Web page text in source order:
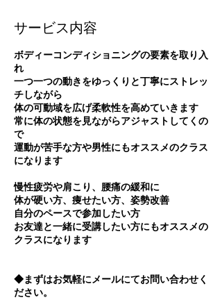
サービス内容
ボディーコンディショニングの要素を取り入
れ
一つ一つの動きをゆっくりと丁寧にストレッ
チしながら
体の可動域を広げ柔軟性を高めていきます
常に体の状態を見ながらアジャストしてくの
で
運動が苦手な方や男性にもオススメのクラス
になります
慢性疲労や肩こり、腰痛の緩和に
体が硬い方、痩せたい方、姿勢改善
自分のペースで参加したい方
お友達と一緒に受講したい方にもオススメの
クラスになります
◆まずはお気軽にメールにてお問い合わせく
ださい。